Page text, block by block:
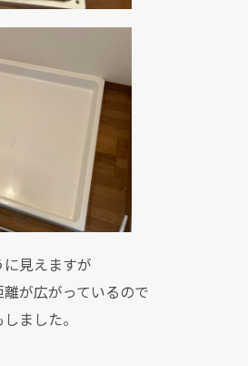
見えますが
が広がっているので
ました。